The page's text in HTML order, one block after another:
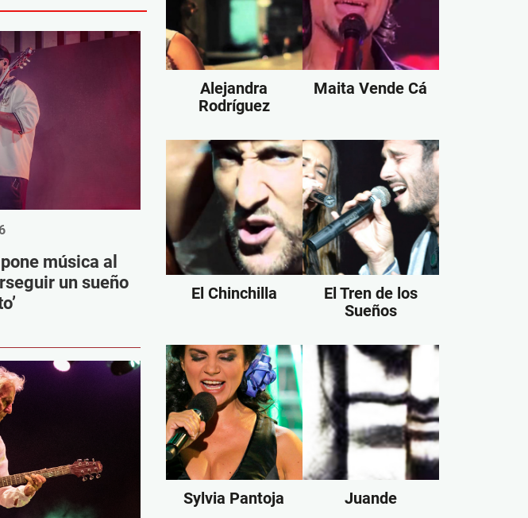
música al
un sueño
Alejandra
Rodríguez
Maita Vende Cá
El Chinchilla
El Tren de los
Sueños
Sylvia Pantoja Juande